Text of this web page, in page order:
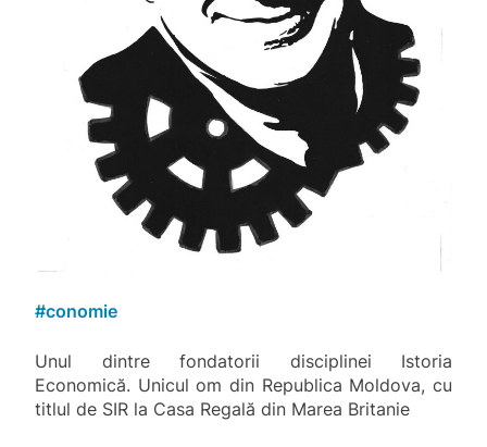
#conomie
Unul dintre fondatorii disciplinei Istoria
Economică. Unicul om din Republica Moldova, cu
titlul de SIR la Casa Regală din Marea Britanie